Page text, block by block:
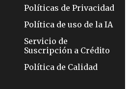
Políticas de Privacidad
Política de uso de la IA
Servicio de
Suscripción a Crédito
Política de Calidad